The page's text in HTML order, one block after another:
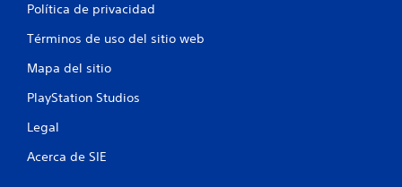
Política de privacidad
Términos de uso del sitio web
Mapa del sitio
PlayStation Studios
Legal
Acerca de SIE